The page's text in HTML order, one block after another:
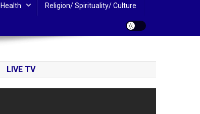
Health Religion/ Spirituality/ Culture
LIVE TV